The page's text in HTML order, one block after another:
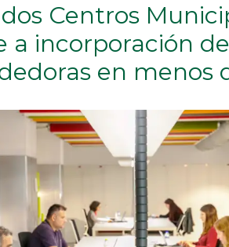
Centros
a incorporación
en menos